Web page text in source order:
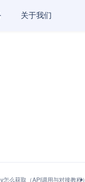
关于我们
怎么获取（API调用与对接教程）